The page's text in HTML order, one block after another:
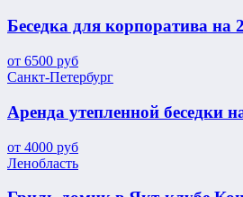
Беседка для корпоратива на
от 6500 руб
Санкт-Петербург
Аренда утепленной беседки
от 4000 руб
Ленобласть